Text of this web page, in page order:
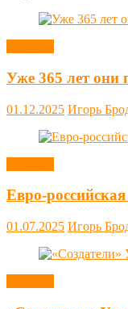
Уже 365 лет они
01.12.2025 Игорь
Евро-
01.07.2025 Игорь